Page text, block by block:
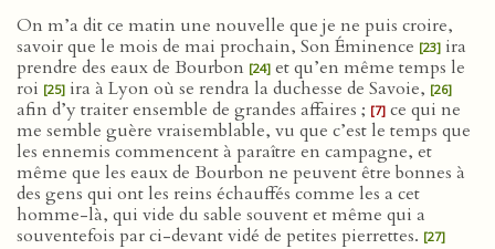
On m’a dit ce matin une nouvelle que je ne puis croire,
savoir que le mois de mai prochain, Son Éminence [23] ira
prendre des eaux de Bourbon [24] et qu’en même temps le
roi [25] ira à Lyon où se rendra la duchesse de Savoie, [26]
afin d’y traiter ensemble de grandes affaires ; [7] ce qui ne
me semble guère vraisemblable, vu que c’est le temps que
les ennemis commencent à paraître en campagne, et
même que les eaux de Bourbon ne peuvent être bonnes à
des gens qui ont les reins échauffés comme les a cet
homme-là, qui vide du sable souvent et même qui a
souventefois par ci-devant vidé de petites pierrettes. [27]